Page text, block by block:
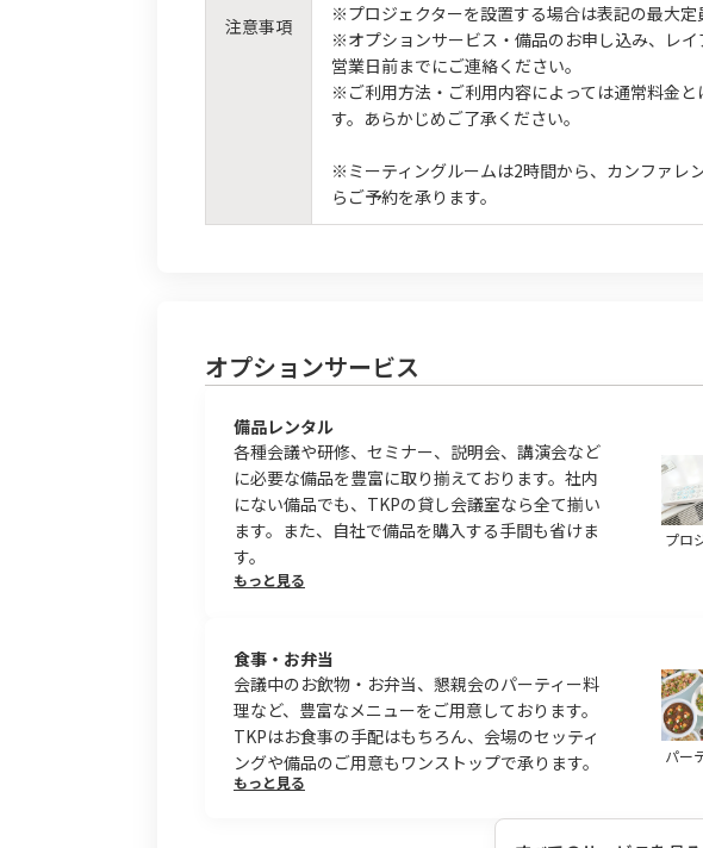
注意事項
※プロジェクターを設置する場合は表記の最大定
※オプションサービス・備品のお申し込み、レ
営業日前までにご連絡ください。
※ご利用方法・ご利用内容によっては通常料金
す。あらかじめご了承ください。
※ミーティングルームは2時間から、カンファレ
らご予約を承ります。
オプションサービス
備品レンタル
各種会議や研修、セミナー、説明会、講演会など
に必要な備品を豊富に取り揃えております。社内
にない備品でも、TKPの貸し会議室なら全て揃い
ます。また、自社で備品を購入する手間も省けま
す。
もっと見る
プロ
食事・お弁当
会議中のお飲物・お弁当、懇親会のパーティー料
理など、豊富なメニューをご用意しております。
TKPはお食事の手配はもちろん、会場のセッティ
ングや備品のご用意もワンストップで承ります。
もっと見る
パー